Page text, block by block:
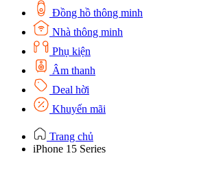
Đồng hồ thông minh
Nhà thông minh
Phụ kiện
Âm thanh
Deal hời
Khuyến mãi
Trang chủ
iPhone 15 Series